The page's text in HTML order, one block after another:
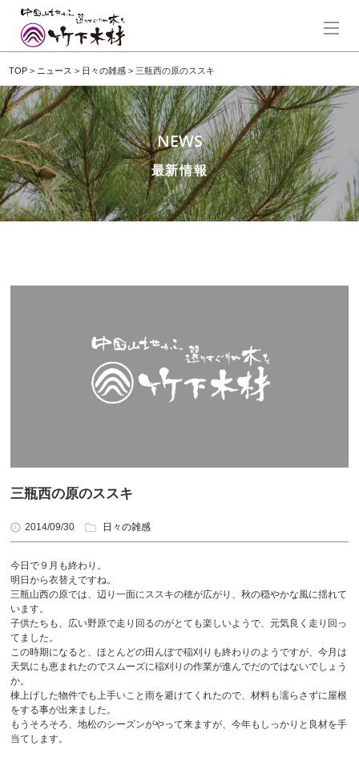
TOP > ニュース > 日々の雑感 > 三瓶西の原のススキ
NEWS
最新情報
三瓶西の原のススキ
2014/09/30 日々の雑感
今日で９月も終わり。
明日から衣替えですね。
三瓶山西の原では、辺り一面にススキの穂が広がり、秋の穏やかな風に揺れて
います。
子供たちも、広い野原で走り回るのがとても楽しいようで、元気良く走り回っ
てました。
この時期になると、ほとんどの田んぼで稲刈りも終わりのようですが、今月は
天気にも恵まれたのでスムーズに稲刈りの作業が進んでだのではないでしょう
か。
棟上げした物件でも上手いこと雨を避けてくれたので、材料も濡らさずに屋根
をする事が出来ました。
もうそろそろ、地松のシーズンがやって来ますが、今年もしっかりと良材を手
当てします。